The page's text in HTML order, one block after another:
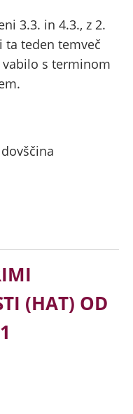
3.3. in 4.3., z 2.
teden temveč
vabilo s terminom
(HAT) OD